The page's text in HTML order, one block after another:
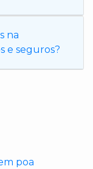
na
e seguros?
poa